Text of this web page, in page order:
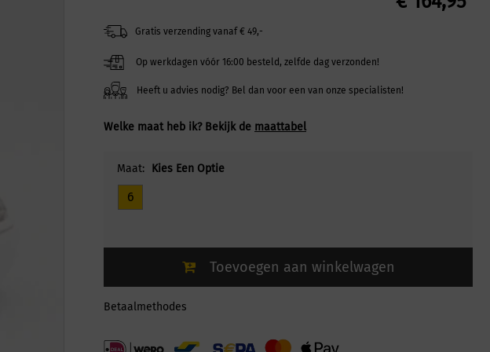
Gratis verzending vanaf € 49,-
Op werkdagen vóór 16:00 besteld, zelfde dag verzonden!
Heeft u advies nodig? Bel dan voor een van onze specialisten!
Welke maat heb ik? Bekijk de maattabel
Maat: Kies Een Optie
6
Toevoegen aan winkelwagen
Betaalmethodes